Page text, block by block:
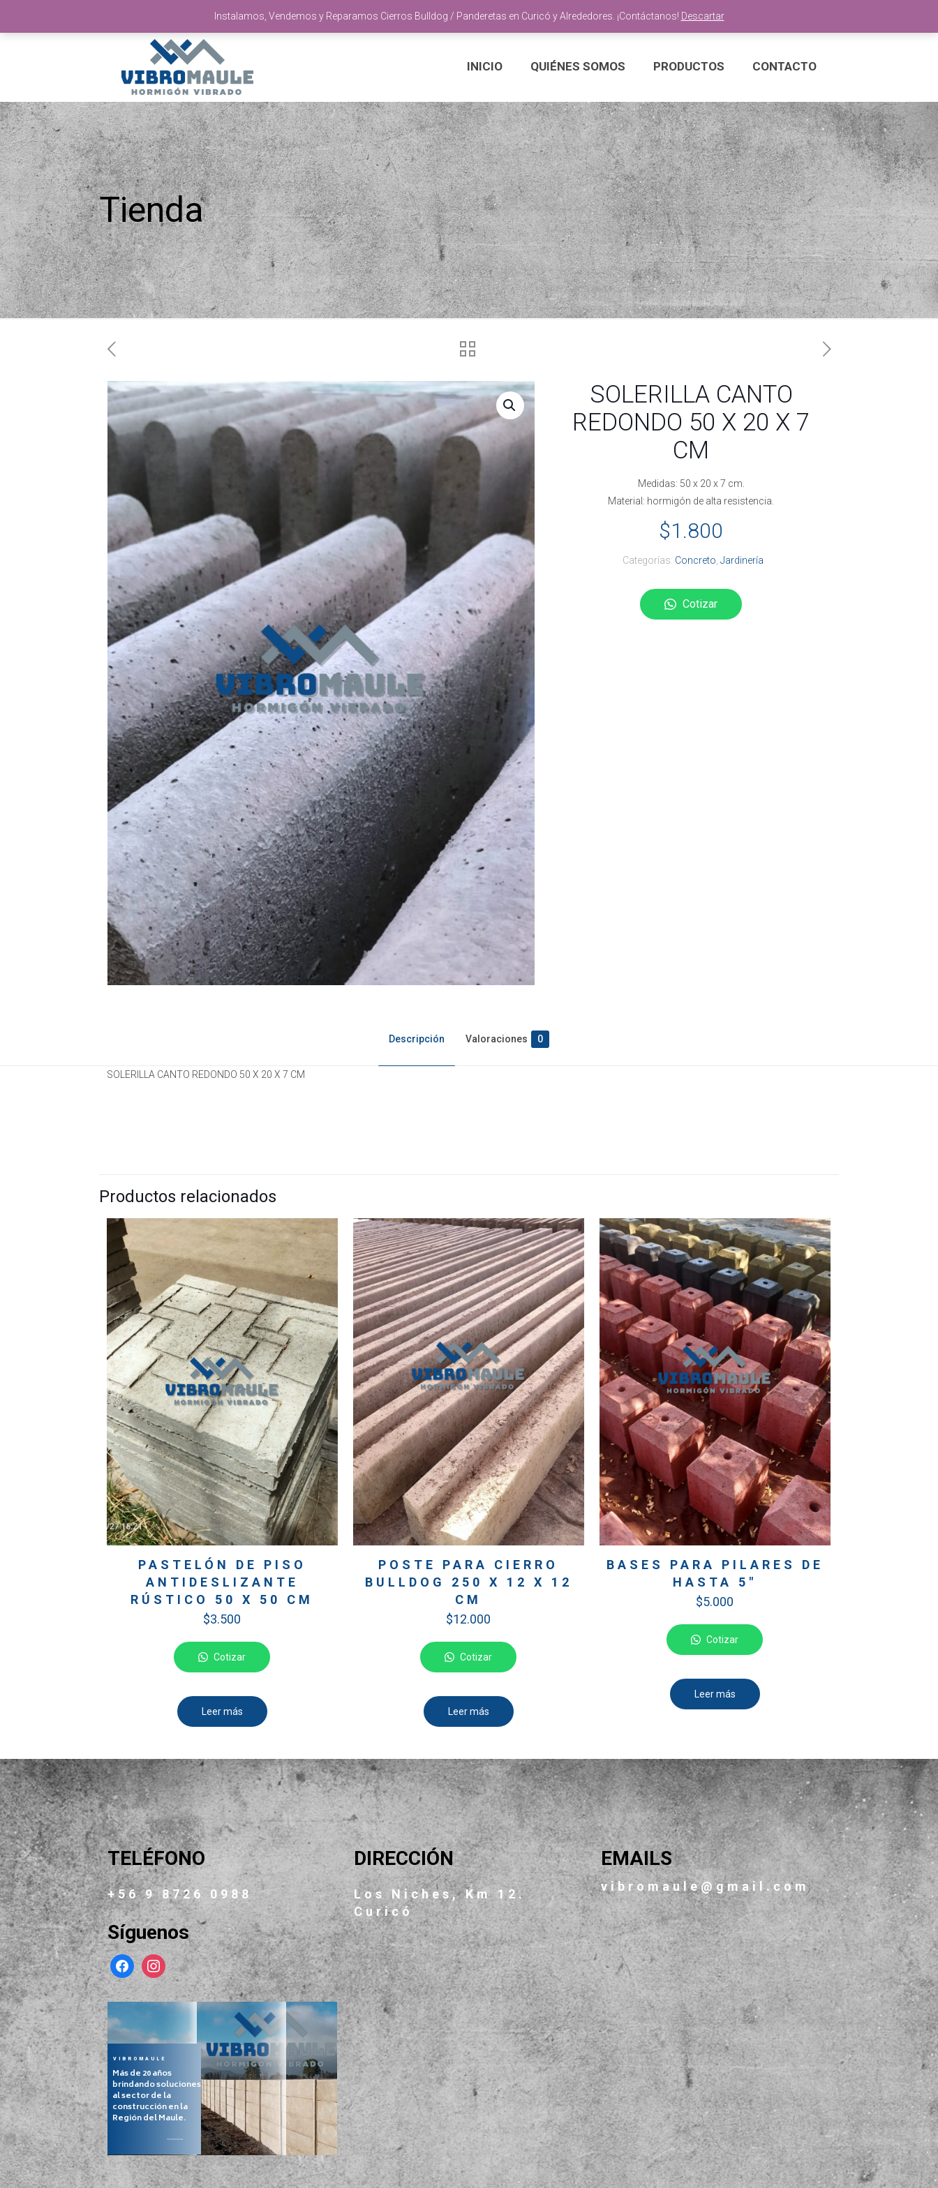
INICIO QUIÉNES SOMOS PRODUCTOS CONTACTO
Tienda
SOLERILLA CANTO
REDONDO 50 X 20 X 7
CM
Medidas: 50 x 20 x 7 cm.
Material: hormigón de alta resistencia.
$1.800
Cotizar
Categorías: Concreto Jardinería
Descripción Valoraciones 0
SOLERILLA CANTO REDONDO 50 X 20 X 7 CM
Productos relacionados
PASTELÓN DE PISO
ANTIDESLIZANTE
RÚSTICO 50 X 50 CM
$3.500
Cotizar
Leer más
POSTE PARA CIERRO
BULLDOG 250 X 12 X 12
CM
$12.000
Cotizar
Leer más
BASES PARA PILARES DE
HASTA 5″
$5.000
Cotizar
Leer más
TELÉFONO
+56 9 8726 0988
Síguenos
facebookinstagram
VIBROMAULE
Más de 20 años
brindando soluciones
al sector de la
construcción en la
Región del Maule.
DIRECCIÓN
Los Niches, Km 12.
Curicó
EMAILS
vibromaule@gmail.com
Instalamos, Vendemos y Reparamos Cierros Bulldog / Panderetas en Curicó y Alrededores. ¡Contáctanos! Descartar